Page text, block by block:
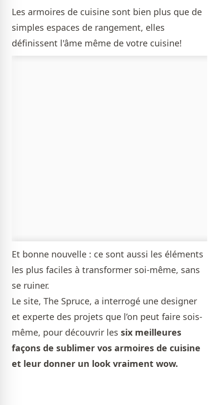
Les armoires de cuisine sont bien plus que de
simples espaces de rangement, elles
définissent l'âme même de votre cuisine!
Et bonne nouvelle : ce sont aussi les éléments
les plus faciles à transformer soi-même, sans
se ruiner.
Le site, The Spruce, a interrogé une designer
et experte des projets que l’on peut faire sois-
même, pour découvrir les six meilleures
façons de sublimer vos armoires de cuisine
et leur donner un look vraiment wow.